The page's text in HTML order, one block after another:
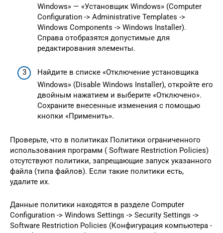
Windows» — «Установщик Windows» (Computer
Configuration -> Administrative Templates ->
Windows Components -> Windows Installer).
Справа отобразятся допустимые для
редактирования элементы.
Найдите в списке «Отключение установщика
Windows» (Disable Windows Installer), откройте его
двойным нажатием и выберите «Отключено».
Сохраните внесенные изменения с помощью
кнопки «Применить».
Проверьте, что в политиках Политики ограниченного
использования программ ( Software Restriction Policies)
отсутствуют политики, запрещающие запуск указанного
файла (типа файлов). Если такие политики есть,
удалите их.
Данные политики находятся в разделе Computer
Configuration -> Windows Settings -> Security Settings ->
Software Restriction Policies (Конфигурация компьютера -